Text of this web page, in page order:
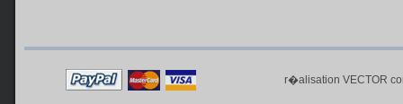
r�alisation VECTOR